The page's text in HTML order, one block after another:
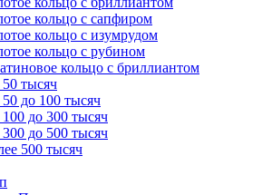
кольцо с сапфиром
кольцо с изумрудом
кольцо с рубином
кольцо с бриллиантом
тысяч
до 100 тысяч
до 300 тысяч
до 500 тысяч
500 тысяч